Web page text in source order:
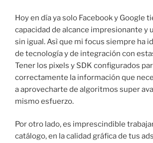
Hoy en día ya solo Facebook y Google
capacidad de alcance impresionante y
sin igual. Asì que mi focus siempre ha
de tecnología y de integración con
Tener los pixels y SDK configurados
correctamente la información que
a aprovecharte de algoritmos super
mismo esfuerzo.
Por otro lado, es imprescindible
catálogo, en la calidad gráfica de tus